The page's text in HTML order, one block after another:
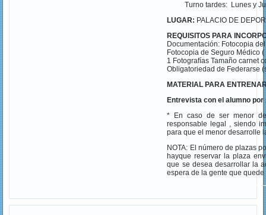
Turno tardes: Lunes y
LUGAR: PALACIO DE
REQUISITOS PARA
Documentación: Fotocopia
Fotocopia de Seguro Médico
1 Fotografías Tamaño carnet
Obligatoriedad de Federarse
MATERIAL PARA
Entrevista con el alumno
* En caso de ser menor
responsable legal , siendo
para que el menor desarrolle
NOTA: El número de plazas
hayque reservar la plaza
que se desea desarrollar la
espera de la gente que